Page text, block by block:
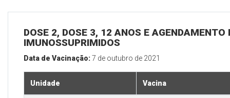
DOSE 2, DOSE 3, 12 ANOS E
IMUNOSSUPRIMIDOS
Data de Vacinação:7 de outubro de 2021
Unidade Vacina